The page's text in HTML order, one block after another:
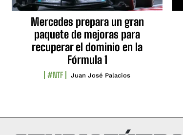
Mercedes prepara un gran
paquete de mejoras para
recuperar el dominio en la
Fórmula 1
#NTF Juan José Palacios